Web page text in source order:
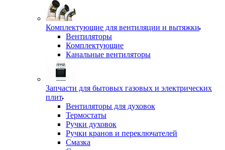
Комплектующие для вентиляции и вытяжки
Вентиляторы
Комплектующие
Канальные вентиляторы
Запчасти для бытовых газовых и электрических
плит
Вентиляторы для духовок
Термостаты
Ручки духовок
Ручки кранов и переключателей
Смазка